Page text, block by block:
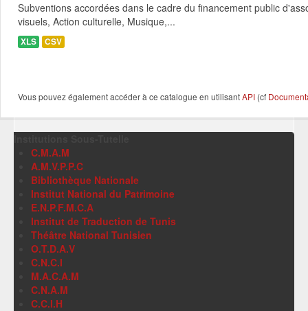
Subventions accordées dans le cadre du financement public
visuels, Action culturelle, Musique,...
XLS CSV
Vous pouvez également accéder à ce catalogue en utilisantAPI (cf
C.M.A.M
A.M.V.P.P.C
Bibliothèque Nationale
Institut National du Patrimoine
E.N.P.F.M.C.A
Institut de Traduction de Tunis
Théâtre National Tunisien
O.T.D.A.V
C.N.C.I
M.A.C.A.M
C.N.A.M
C.C.I.H